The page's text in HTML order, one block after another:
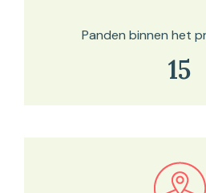
Panden binnen het
15